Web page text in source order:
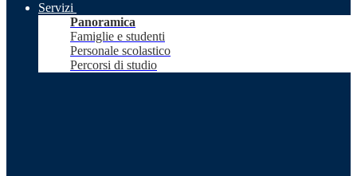
Servizi
Panoramica
Famiglie e studenti
Personale scolastico
Percorsi di studio